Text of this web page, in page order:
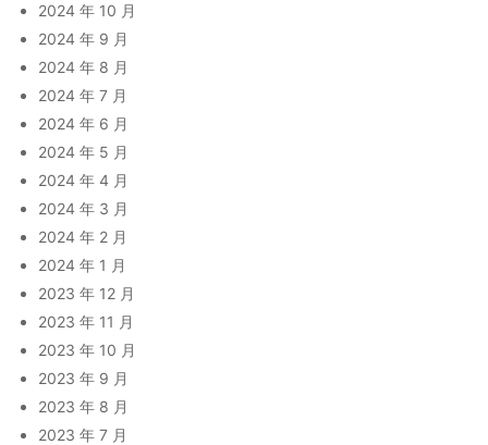
2024 年 10 月
2024 年 9 月
2024 年 8 月
2024 年 7 月
2024 年 6 月
2024 年 5 月
2024 年 4 月
2024 年 3 月
2024 年 2 月
2024 年 1 月
2023 年 12 月
2023 年 11 月
2023 年 10 月
2023 年 9 月
2023 年 8 月
2023 年 7 月